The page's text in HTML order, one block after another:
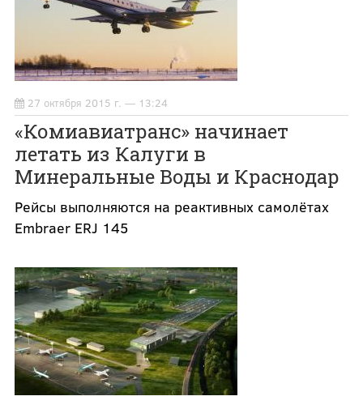
27 октября 2015 г. — 13:24
«Комиавиатранс» начинает
летать из Калуги в
Минеральные Воды и Краснодар
Рейсы выполняются на реактивных самолётах
Embraer ERJ 145